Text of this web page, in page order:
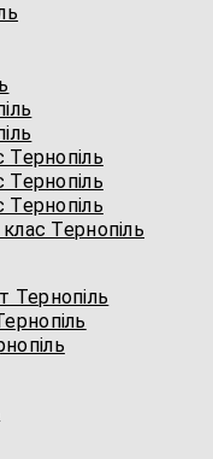
Тернопіль
Тернопіль
Тернопіль
Тернопіль
Тернопіль